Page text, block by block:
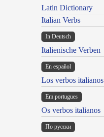
Latin Dictionary
Italian Verbs
In Deutsch
Italienische Verben
En español
Los verbos italianos
Em portugues
Os verbos italianos
По русски